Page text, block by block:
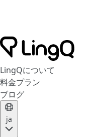
LingQについて
料金プラン
ブログ
ja